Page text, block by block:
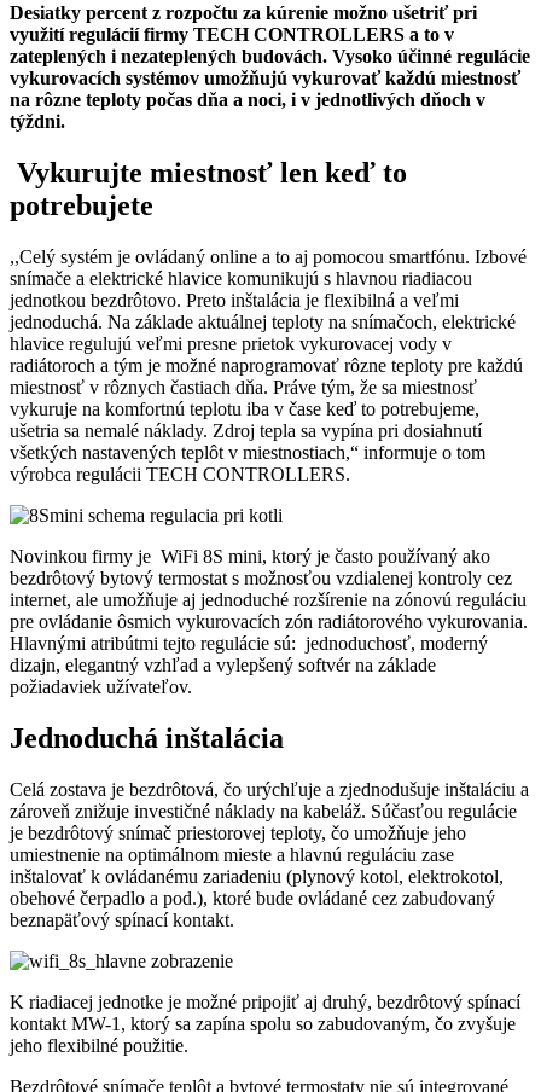
Desiatky percent z rozpočtu za kúrenie možno ušetriť pri
využití regulácií firmy TECH CONTROLLERS a to v
zateplených i nezateplených budovách. Vysoko účinné regulácie
vykurovacích systémov umožňujú vykurovať každú miestnosť
na rôzne teploty počas dňa a noci, i v jednotlivých dňoch v
týždni.
Vykurujte miestnosť len keď to
potrebujete
,,Celý systém je ovládaný online a to aj pomocou smartfónu. Izbové
snímače a elektrické hlavice komunikujú s hlavnou riadiacou
jednotkou bezdrôtovo. Preto inštalácia je flexibilná a veľmi
jednoduchá. Na základe aktuálnej teploty na snímačoch, elektrické
hlavice regulujú veľmi presne prietok vykurovacej vody v
radiátoroch a tým je možné naprogramovať rôzne teploty pre každú
miestnosť v rôznych častiach dňa. Práve tým, že sa miestnosť
vykuruje na komfortnú teplotu iba v čase keď to potrebujeme,
ušetria sa nemalé náklady. Zdroj tepla sa vypína pri dosiahnutí
všetkých nastavených teplôt v miestnostiach,“ informuje o tom
výrobca regulácii TECH CONTROLLERS.
Novinkou firmy je WiFi 8S mini, ktorý je často používaný ako
bezdrôtový bytový termostat s možnosťou vzdialenej kontroly cez
internet, ale umožňuje aj jednoduché rozšírenie na zónovú reguláciu
pre ovládanie ôsmich vykurovacích zón radiátorového vykurovania.
Hlavnými atribútmi tejto regulácie sú: jednoduchosť, moderný
dizajn, elegantný vzhľad a vylepšený softvér na základe
požiadaviek užívateľov.
Jednoduchá inštalácia
Celá zostava je bezdrôtová, čo urýchľuje a zjednodušuje inštaláciu a
zároveň znižuje investičné náklady na kabeláž. Súčasťou regulácie
je bezdrôtový snímač priestorovej teploty, čo umožňuje jeho
umiestnenie na optimálnom mieste a hlavnú reguláciu zase
inštalovať k ovládanému zariadeniu (plynový kotol, elektrokotol,
obehové čerpadlo a pod.), ktoré bude ovládané cez zabudovaný
beznapäťový spínací kontakt.
K riadiacej jednotke je možné pripojiť aj druhý, bezdrôtový spínací
kontakt MW-1, ktorý sa zapína spolu so zabudovaným, čo zvyšuje
jeho flexibilné použitie.
Bezdrôtové snímače teplôt a bytové termostaty nie sú integrované